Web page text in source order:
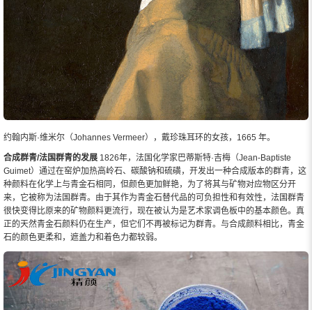
约翰内斯·维米尔（Johannes Vermeer），戴珍珠耳环的女孩，1665 年。
合成群青/法国群青的发展 1826年，法国化学家巴蒂斯特·吉梅（Jean-Baptiste
Guimet）通过在窑炉加热高岭石、碳酸钠和硫磺，开发出一种合成版本的群青，这
种颜料在化学上与青金石相同，但颜色更加鲜艳，为了将其与矿物对应物区分开
来，它被称为法国群青。由于其作为青金石替代品的可负担性和有效性，法国群青
很快变得比原来的矿物颜料更流行，现在被认为是艺术家调色板中的基本颜色。真
正的天然青金石颜料仍在生产，但它们不再被标记为群青。与合成颜料相比，青金
石的颜色更柔和，遮盖力和着色力都较弱。